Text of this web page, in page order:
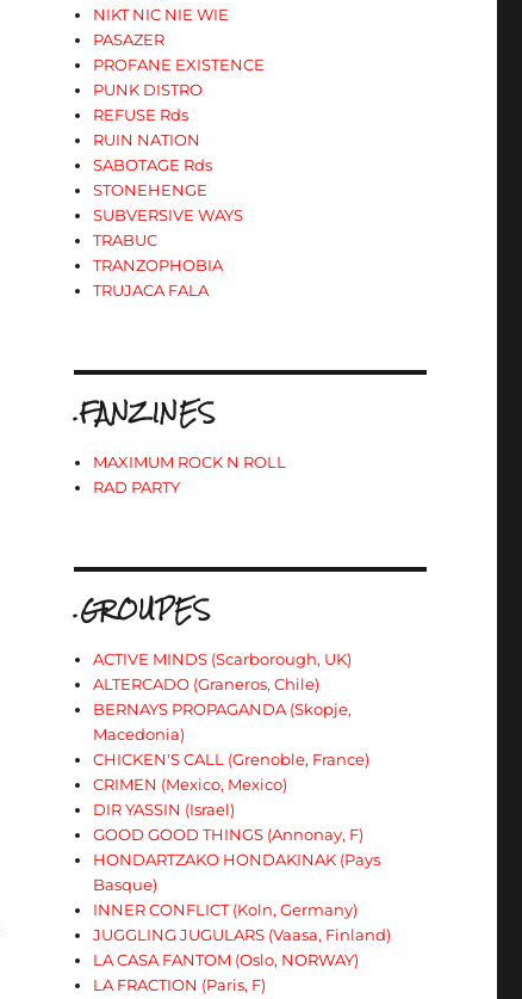
NIKT NIC NIE WIE
PASAZER
PROFANE EXISTENCE
PUNK DISTRO
REFUSE Rds
RUIN NATION
SABOTAGE Rds
STONEHENGE
SUBVERSIVE WAYS
TRABUC
TRANZOPHOBIA
TRUJACA FALA
.FANZINES
MAXIMUM ROCK N ROLL
RAD PARTY
.GROUPES
ACTIVE MINDS (Scarborough, UK)
ALTERCADO (Graneros, Chile)
BERNAYS PROPAGANDA (Skopje,
Macedonia)
CHICKEN'S CALL (Grenoble, France)
CRIMEN (Mexico, Mexico)
DIR YASSIN (Israel)
GOOD GOOD THINGS (Annonay, F)
HONDARTZAKO HONDAKINAK (Pays
Basque)
INNER CONFLICT (Koln, Germany)
JUGGLING JUGULARS (Vaasa, Finland)
LA CASA FANTOM (Oslo, NORWAY)
LA FRACTION (Paris, F)